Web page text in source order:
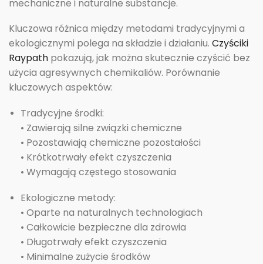
mechaniczne i naturalne substancje.
Kluczowa różnica między metodami tradycyjnymi a
ekologicznymi polega na składzie i działaniu. Czyściki
Raypath pokazują, jak można skutecznie czyścić bez
użycia agresywnych chemikaliów. Porównanie
kluczowych aspektów:
Tradycyjne środki:
• Zawierają silne związki chemiczne
• Pozostawiają chemiczne pozostałości
• Krótkotrwały efekt czyszczenia
• Wymagają częstego stosowania
Ekologiczne metody:
• Oparte na naturalnych technologiach
• Całkowicie bezpieczne dla zdrowia
• Długotrwały efekt czyszczenia
• Minimalne zużycie środków